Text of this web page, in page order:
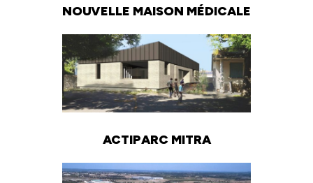
NOUVELLE MAISON MÉDICALE
ACTIPARC MITRA